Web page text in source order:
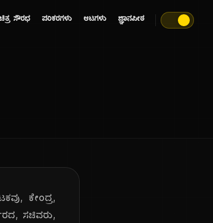
ಚಿತ್ರ ಸೌರಭ ಪರಿಕರಗಳು ಆಟಗಳು ಜ್ಞಾನಪೀಠ
ಕೇಂದ್ರ,
ಸಚಿವರು,